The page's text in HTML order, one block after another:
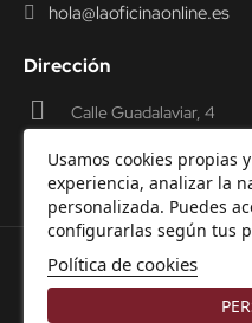
Usamos cookies propias
experiencia, analizar la
personalizada. Puedes
configurarlas según tus
Política de cookies
hola@laoficinaonline.es
Dirección
Calle Guadalaviar, 4
© 2000-2026
Aviso Legal-